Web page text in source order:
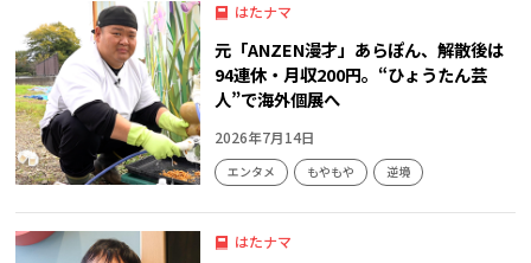
はたナマ
元「ANZEN漫才」あらぽん、解散後は
94連休・月収200円。“ひょうたん芸
人”で海外個展へ
2026年7月14日
エンタメ もやもや 逆境
はたナマ